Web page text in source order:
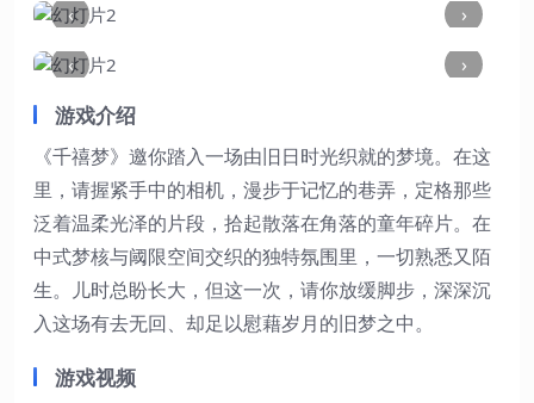
‹
›
‹
›
游戏介绍
《千禧梦》邀你踏入一场由旧日时光织就的梦境。在这
里，请握紧手中的相机，漫步于记忆的巷弄，定格那些
泛着温柔光泽的片段，拾起散落在角落的童年碎片。在
中式梦核与阈限空间交织的独特氛围里，一切熟悉又陌
生。儿时总盼长大，但这一次，请你放缓脚步，深深沉
入这场有去无回、却足以慰藉岁月的旧梦之中。
游戏视频